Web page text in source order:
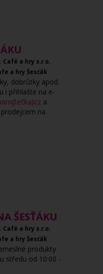
Café a hry s.r.o.
a hry Šesťák
dobrůtky apod.
i přihlašte na e-
a
na
ŠESŤÁKU
Café a hry s.r.o.
a hry Šesťák
produkty
středu od 10:00 -